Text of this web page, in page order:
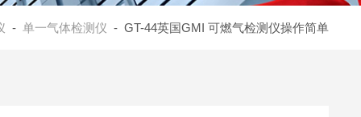
- 单一气体检测仪 - GT-44英国GMI 可燃气检测仪操作简单